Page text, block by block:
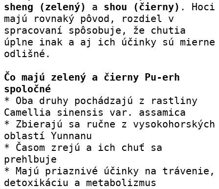
sheng (zelený)
a shou (čierny) . Hoci
majú rovnaký pôvod, rozdiel v
spracovaní spôsobuje, že chutia
úplne inak a aj ich účinky sú mierne
odlišné.
Čo majú zelený a čierny Pu-erh
spoločné
* Oba druhy pochádzajú z rastliny
Camellia sinensis var. assamica
* Zbierajú sa ručne z vysokohorských
oblastí Yunnanu
* Časom zrejú a ich chuť sa
prehlbuje
* Majú priaznivé účinky na trávenie,
detoxikáciu a metabolizmus